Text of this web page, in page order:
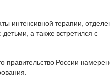
интенсивной терапии,
а также встретился с
правительство России